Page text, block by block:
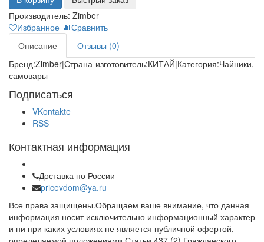
Производитель: Zimber
Избранное
Сравнить
Описание
Отзывы (0)
Бренд:Zimber|Страна-изготовитель:КИТАЙ|Категория:Чайники,
самовары
Подписаться
VKontakte
RSS
Контактная информация
Доставка по России
pricevdom@ya.ru
Все права защищены.Обращаем ваше внимание, что данная
информация носит исключительно информационный характер
и ни при каких условиях не является публичной офертой,